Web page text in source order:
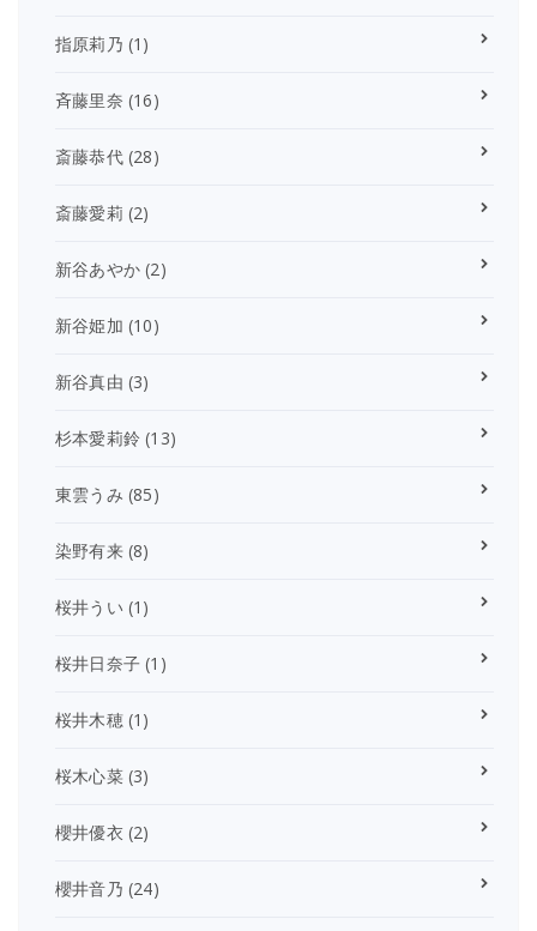
指原莉乃 (1)
斉藤里奈 (16)
斎藤恭代(28)
斎藤愛莉 (2)
新谷あやか (2)
新谷姫加 (10)
新谷真由 (3)
杉本愛莉鈴 (13)
東雲うみ (85)
染野有来(8)
桜井うい (1)
桜井日奈子 (1)
桜井木穂(1)
桜木心菜(3)
櫻井優衣 (2)
櫻井音乃 (24)